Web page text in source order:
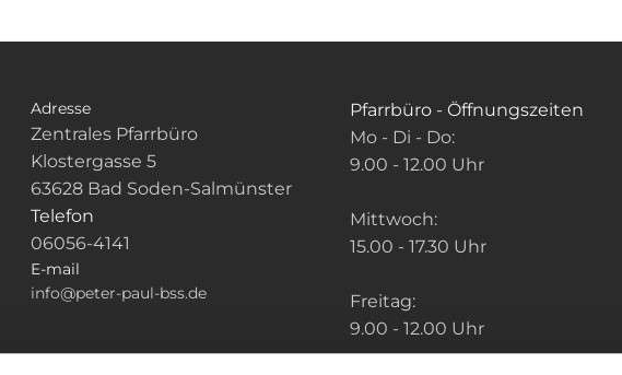
Adresse
Zentrales Pfarrbüro
Klostergasse 5
63628 Bad Soden-Salmünster
Telefon
06056-4141
E-mail
info@peter-paul-bss.de
Pfarrbüro - Öffnungszeiten
Mo - Di - Do:
9.00 - 12.00 Uhr
Mittwoch:
15.00 - 17.30 Uhr
Freitag:
9.00 - 12.00 Uhr